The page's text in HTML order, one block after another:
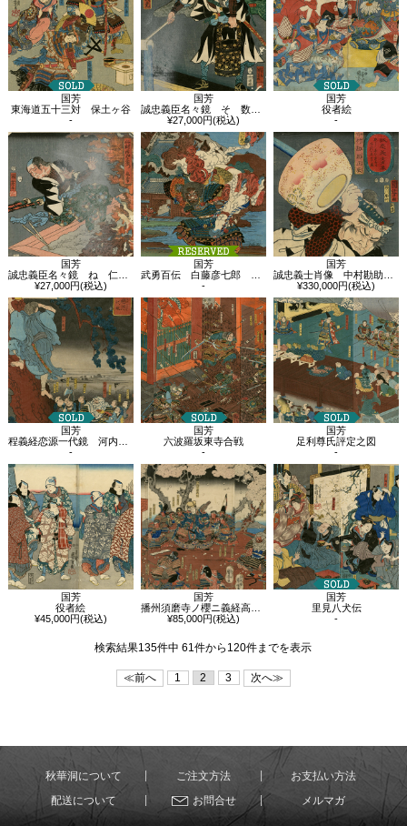
国芳
東海道五十三対 保土ヶ谷
-
国芳
誠忠義臣名々鏡 そ 数田新右衛門武尭
¥27,000円(税込)
国芳
役者絵
-
国芳
誠忠義臣名々鏡 ね 仁村治郎左衛門包常
¥27,000円(税込)
国芳
武勇百伝 白藤彦七郎 兵庫津和田之岬福海寺へ尊氏を追込む図
-
国芳
誠忠義士肖像 中村勘助正辰
¥330,000円(税込)
国芳
程義経恋源一代鏡 河内覚定 熊坂入道長範
-
国芳
六波羅坂東寺合戦
-
国芳
足利尊氏評定之図
-
国芳
役者絵
¥45,000円(税込)
国芳
播州須磨寺ノ櫻ニ義経高札ヲ立ル図
¥85,000円(税込)
国芳
里見八犬伝
-
検索結果135件中 61件から120件までを表示
≪前へ 1 2 3 次へ≫
秋華洞について ご注文方法
お支払い方法
配送について
お問合せ メルマガ